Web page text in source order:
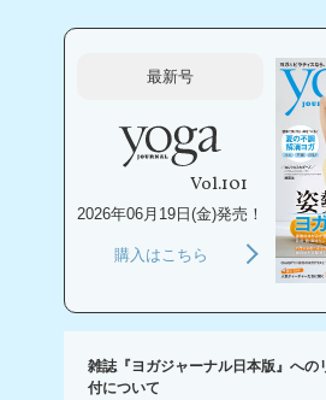
最新号
Vol.101
2026年06月19日(金)発売！
購入はこちら
雑誌『ヨガジャーナル日本版』への
付について